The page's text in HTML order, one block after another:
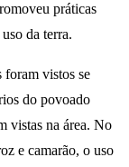
práticas
da terra.
foram vistos se
do povoado
vistas na área. No
e camarão, o uso